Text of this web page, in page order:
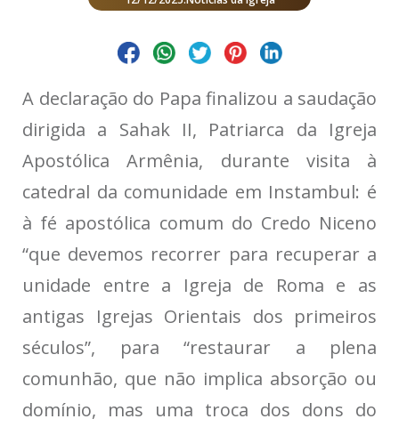
A declaração do Papa finalizou a saudação
dirigida a Sahak II, Patriarca da Igreja
Apostólica Armênia, durante visita à
catedral da comunidade em Instambul: é
à fé apostólica comum do Credo Niceno
“que devemos recorrer para recuperar a
unidade entre a Igreja de Roma e as
antigas Igrejas Orientais dos primeiros
séculos”, para “restaurar a plena
comunhão, que não implica absorção ou
domínio, mas uma troca dos dons do